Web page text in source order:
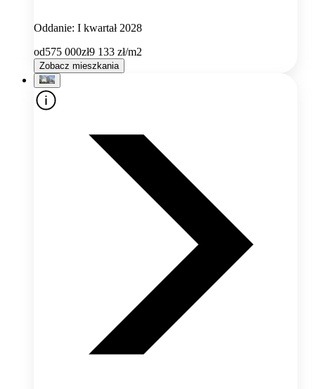
Oddanie: I kwartał 2028
od575 000zł9 133 zł/m2
Zobacz mieszkania